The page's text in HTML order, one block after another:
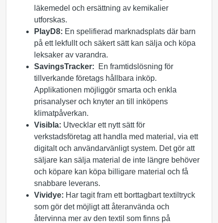
läkemedel och ersättning av kemikalier
utforskas.
PlayD8: En spelifierad marknadsplats där barn
på ett lekfullt och säkert sätt kan sälja och köpa
leksaker av varandra.
SavingsTracker: En framtidslösning för
tillverkande företags hållbara inköp.
Applikationen möjliggör smarta och enkla
prisanalyser och knyter an till inköpens
klimatpåverkan.
Visibla: Utvecklar ett nytt sätt för
verkstadsföretag att handla med material, via ett
digitalt och användarvänligt system. Det gör att
säljare kan sälja material de inte längre behöver
och köpare kan köpa billigare material och få
snabbare leverans.
Vividye: Har tagit fram ett borttagbart textiltryck
som gör det möjligt att återanvända och
återvinna mer av den textil som finns på